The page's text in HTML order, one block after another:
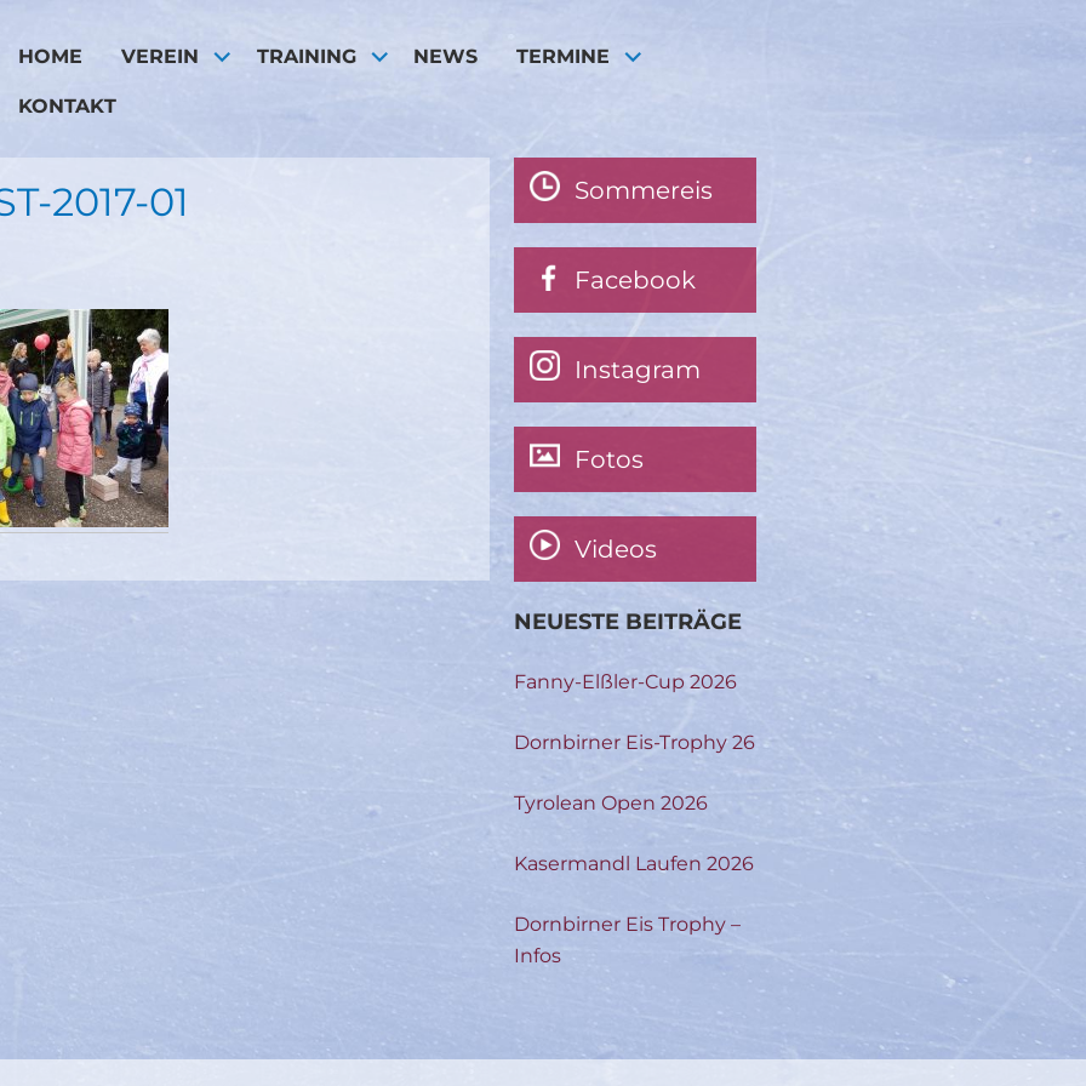
HOME VEREIN TRAINING NEWS TERMINE
KONTAKT
2017-01 Sommereis
Facebook
Instagram
Fotos
Videos
NEUESTE BEITRÄGE
Fanny-Elßler-Cup 2026
Dornbirner Eis-Trophy 26
Tyrolean Open 2026
Kasermandl Laufen 2026
Dornbirner Eis Trophy –
Infos